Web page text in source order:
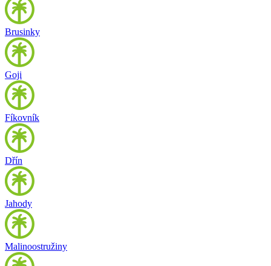
Brusinky
Goji
Fíkovník
Dřín
Jahody
Malinoostružiny